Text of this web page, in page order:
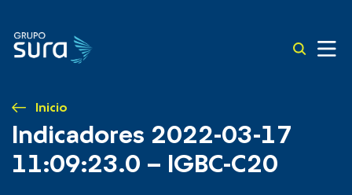
Inicio
Indicadores 2022-03-17
11:09:23.0 – IGBC-C20